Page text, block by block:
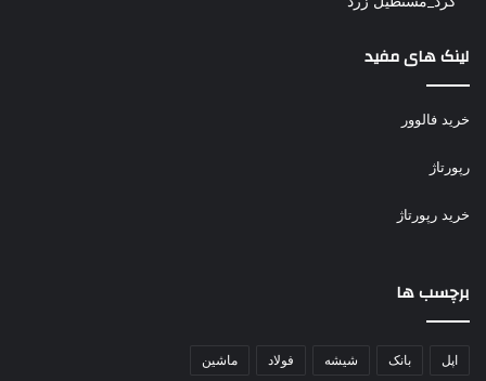
لینک های مفید
خرید فالوور
رپورتاژ
خرید رپورتاژ
برچسب ها
اپل بانک شیشه فولاد ماشین